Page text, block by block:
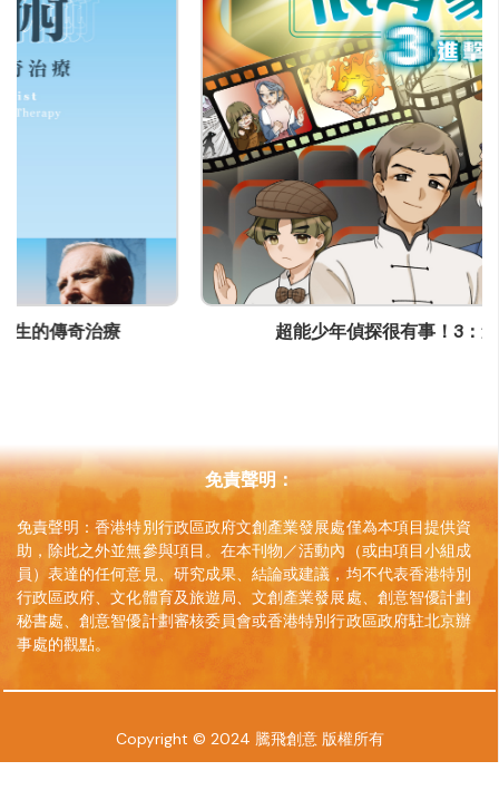
公司商務/版權聯絡人姓名
林慧儀
職位
ruby@feelhk.com.hk
(852) 21019360
傳真
(852) 25270904
通訊地址
超能少年偵探很有事！3：進擊夢工場
免責聲明：
免責聲明：香港特別行政區政府文創產業發展處僅為本項目提供資
助，除此之外並無參與項目。在本刊物／活動內（或由項目小組成
員）表達的任何意見、研究成果、結論或建議，均不代表香港特別
行政區政府、文化體育及旅遊局、文創產業發展處、創意智優計劃
秘書處、創意智優計劃審核委員會或香港特別行政區政府駐北京辦
事處的觀點。
Copyright © 2024 騰飛創意 版權所有